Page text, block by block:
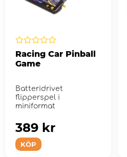
Racing Car Pinball
Game
Batteridrivet
flipperspel i
miniformat
KÖP
389 kr